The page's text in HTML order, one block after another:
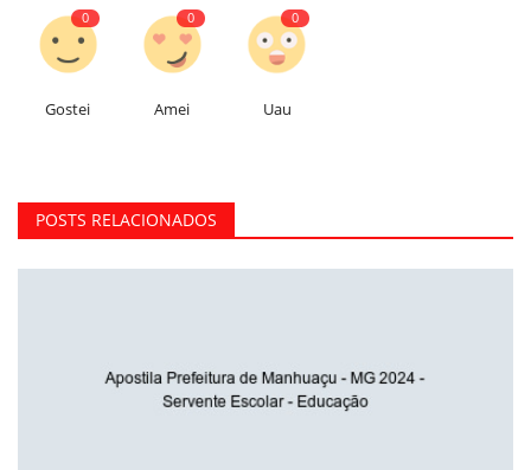
0
Gostei
0
Amei
0
Uau
POSTS RELACIONADOS